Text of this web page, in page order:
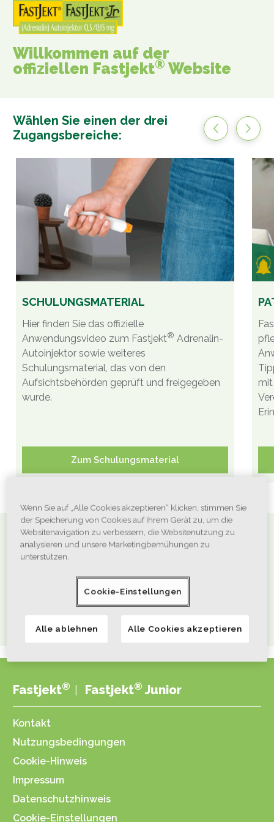
Willkommen auf der
offiziellen Fastjekt® Website
Wählen Sie einen der drei
Zugangsbereiche:
SCHULUNGSMATERIAL
Hier finden Sie das offizielle
Anwendungsvideo zum Fastjekt® Adrenalin-
Autoinjektor sowie weiteres
Schulungsmaterial, das von den
Aufsichtsbehörden geprüft und freigegeben
wurde.
Zum Schulungsmaterial
FACHKREISE
Hier erhalten Angehörige der Fachkreise fachliche
Informationen zu Fastjekt
Fastjekt® Fastjekt® Junior
Kontakt
Nutzungsbedingungen
Cookie-Hinweis
Impressum
Datenschutzhinweis
Cookie-Einstellungen
Wenn Sie auf „Alle Cookies akzeptieren“ klicken, stimmen Sie
der Speicherung von Cookies auf Ihrem Gerät zu, um die
Websitenavigation zu verbessern, die Websitenutzung zu
analysieren und unsere Marketingbemühungen zu
unterstützen.
Cookie-Einstellungen
Alle ablehnen Alle Cookies akzeptieren